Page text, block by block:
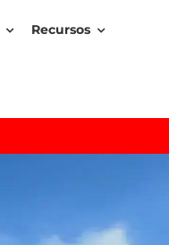
Recursos